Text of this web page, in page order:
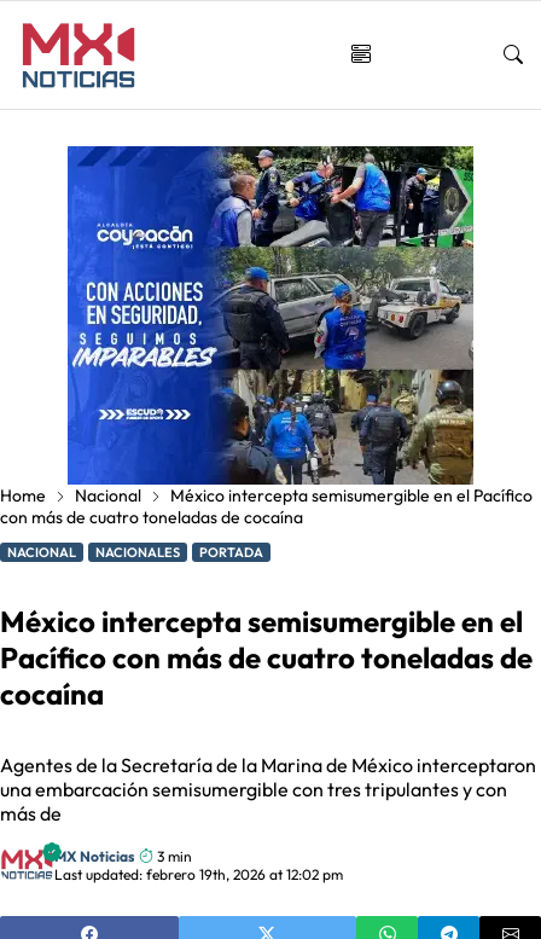
Home Nacional
México intercepta semisumergible en el Pacífico
con más de cuatro toneladas de cocaína
NACIONAL NACIONALES PORTADA
México intercepta semisumergible en el
Pacífico con más de cuatro toneladas de
cocaína
Agentes de la Secretaría de la Marina de México interceptaron
una embarcación semisumergible con tres tripulantes y con
más de
MX Noticias
3 min
Last updated: febrero 19th, 2026 at 12:02 pm